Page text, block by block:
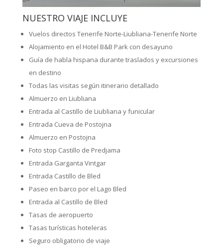
NUESTRO VIAJE INCLUYE
Vuelos directos Tenerife Norte-Liubliana-Tenerife Norte
Alojamiento en el Hotel B&B Park con desayuno
Guía de habla hispana durante traslados y excursiones
en destino
Todas las visitas según itinerario detallado
Almuerzo en Liubliana
Entrada al Castillo de Liubliana y funicular
Entrada Cueva de Postojna
Almuerzo en Postojna
Foto stop Castillo de Predjama
Entrada Garganta Vintgar
Entrada Castillo de Bled
Paseo en barco por el Lago Bled
Entrada al Castillo de Bled
Tasas de aeropuerto
Tasas turísticas hoteleras
Seguro obligatorio de viaje